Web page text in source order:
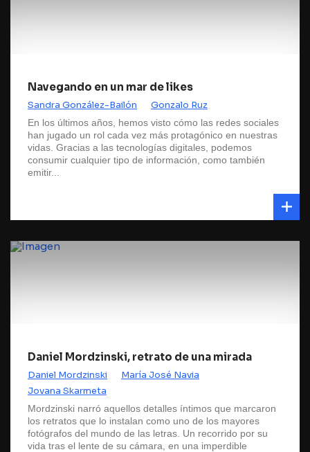
Navegando en un mar de likes
Sandra González-Bailón Gonzalo Ruz
En los últimos años, hemos visto cómo las redes sociales
han jugado un rol cada vez más protagónico en nuestras
vidas. Gracias a las tecnologías digitales, podemos
consumir cualquier tipo de información, como también
emitir...
Daniel Mordzinski, retrato de una mirada
Daniel Mordzinski
María José Navia
Jovana Skarmeta
Mordzinski narró aquellos detalles íntimos que marcaron
los retratos que lo instalan como uno de los mayores
fotógrafos del mundo de las letras. Un recorrido por su
vida tras el lente de su cámara, en una imperdible